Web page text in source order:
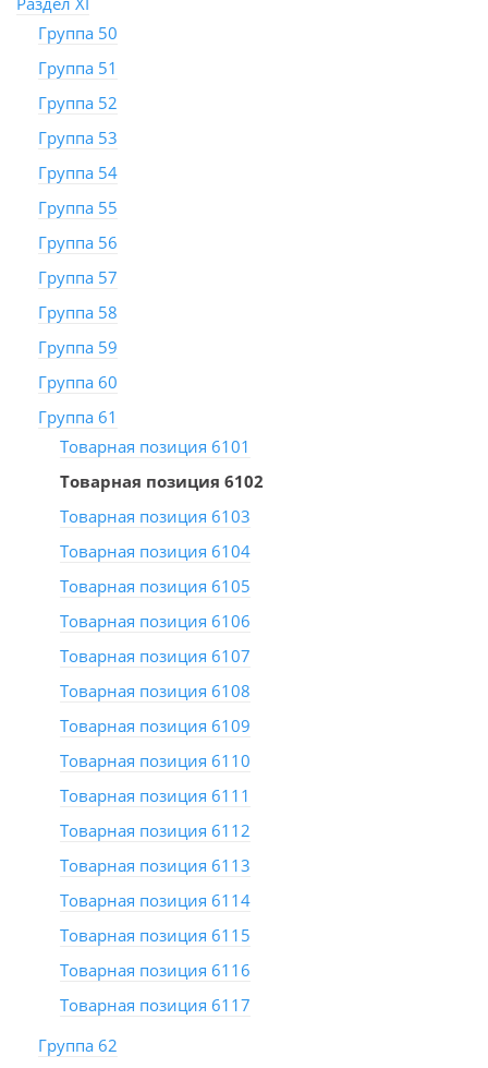
Группа 50
Группа 51
Группа 52
Группа 53
Группа 54
Группа 55
Группа 56
Группа 57
Группа 58
Группа 59
Группа 60
Группа 61
Товарная позиция 6101
Товарная позиция 6102
Товарная позиция 6103
Товарная позиция 6104
Товарная позиция 6105
Товарная позиция 6106
Товарная позиция 6107
Товарная позиция 6108
Товарная позиция 6109
Товарная позиция 6110
Товарная позиция 6111
Товарная позиция 6112
Товарная позиция 6113
Товарная позиция 6114
Товарная позиция 6115
Товарная позиция 6116
Товарная позиция 6117
Группа 62